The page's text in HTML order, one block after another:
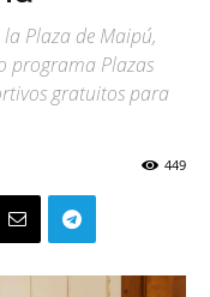
Plaza de Maipú,
programa Plazas
gratuitos para
449